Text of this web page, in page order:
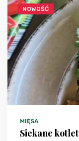
NOWOŚĆ
MIĘSA
Siekane